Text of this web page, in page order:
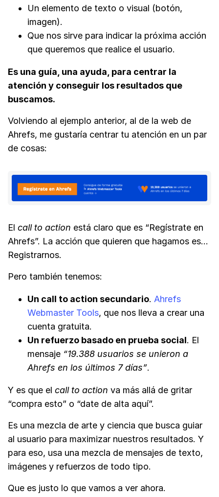
Un elemento de texto o visual (botón,
imagen).
Que nos sirve para indicar la próxima acción
que queremos que realice el usuario.
Es una guía, una ayuda, para centrar la
atención y conseguir los resultados que
buscamos.
Volviendo al ejemplo anterior, al de la web de
Ahrefs, me gustaría centrar tu atención en un par
de cosas:
El call to action está claro que es “Regístrate en
Ahrefs”. La acción que quieren que hagamos es…
Registrarnos.
Pero también tenemos:
Un call to action secundario. Ahrefs
Webmaster Tools, que nos lleva a crear una
cuenta gratuita.
Un refuerzo basado en prueba social. El
mensaje “19.388 usuarios se unieron a
Ahrefs en los últimos 7 días”.
Y es que el call to action va más allá de gritar
“compra esto” o “date de alta aquí”.
Es una mezcla de arte y ciencia que busca guiar
al usuario para maximizar nuestros resultados. Y
para eso, usa una mezcla de mensajes de texto,
imágenes y refuerzos de todo tipo.
Que es justo lo que vamos a ver ahora.